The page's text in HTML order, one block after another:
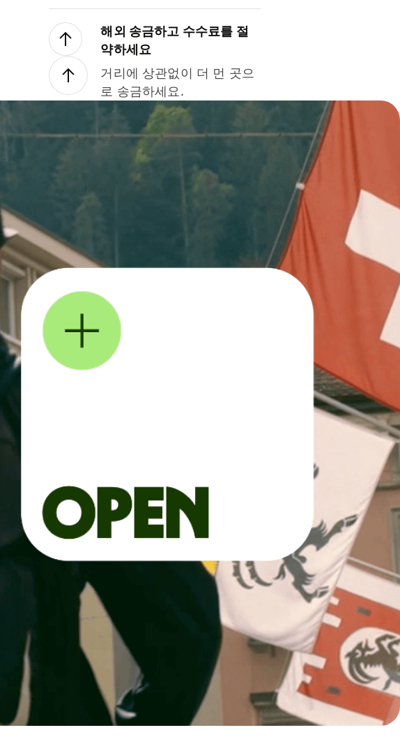
해외 송금하고 수수료를 절
약하세요
거리에 상관없이 더 먼 곳으
로 송금하세요.